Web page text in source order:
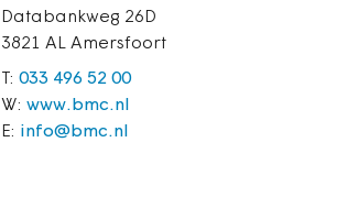
Databankweg 26D
3821 AL Amersfoort
T: 033 496 52 00
W: www.bmc.nl
E: info@bmc.nl